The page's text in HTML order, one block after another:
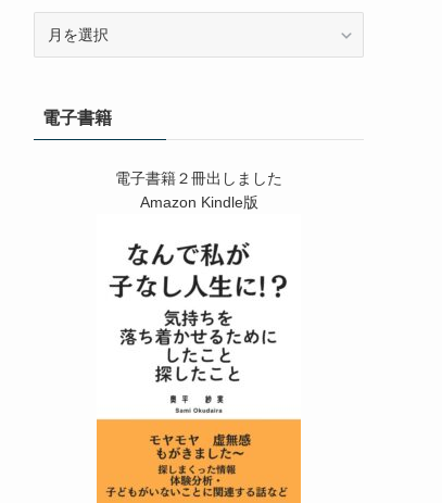
ブ電子書籍
電子書籍２冊出しました
Amazon Kindle版